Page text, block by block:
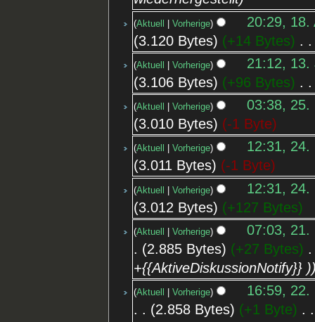
Aktuell Vorherige
20:29, 18.
3.120 Bytes
+14 Bytes
Aktuell Vorherige
21:12, 13.
3.106 Bytes
+96 Bytes
Aktuell Vorherige
03:38, 25.
3.010 Bytes
-1 Byte
Aktuell Vorherige
12:31, 24.
3.011 Bytes
-1 Byte
Aktuell Vorherige
12:31, 24.
3.012 Bytes
+127 Bytes
Aktuell Vorherige
07:03, 21.
2.885 Bytes
+27 Bytes
+{{AktiveDiskussionNotify}} )
Aktuell Vorherige
16:59, 22.
2.858 Bytes
+1 Byte